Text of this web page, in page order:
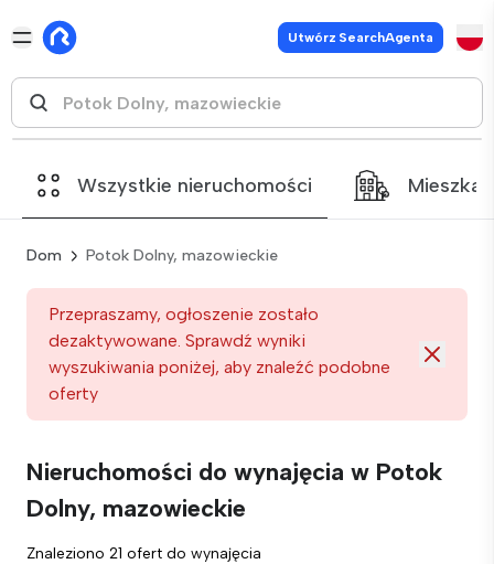
Utwórz SearchAgenta
Wszystkie nieruchomości
Dom Potok Dolny, mazowieckie
Przepraszamy, ogłoszenie zostało
dezaktywowane. Sprawdź wyniki
wyszukiwania poniżej, aby znaleźć podobne
oferty
Nieruchomości do wynajęcia w Potok
Dolny, mazowieckie
Znaleziono 21 ofert do wynajęcia